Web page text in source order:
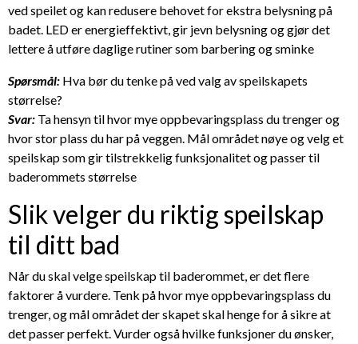
ved speilet og kan redusere behovet for ekstra belysning på
badet. LED er energieffektivt, gir jevn belysning og gjør det
lettere å utføre daglige rutiner som barbering og sminke
Spørsmål: Hva bør du tenke på ved valg av speilskapets
størrelse?
Svar: Ta hensyn til hvor mye oppbevaringsplass du trenger og
hvor stor plass du har på veggen. Mål området nøye og velg et
speilskap som gir tilstrekkelig funksjonalitet og passer til
baderommets størrelse
Slik velger du riktig speilskap
til ditt bad
Når du skal velge speilskap til baderommet, er det flere
faktorer å vurdere. Tenk på hvor mye oppbevaringsplass du
trenger, og mål området der skapet skal henge for å sikre at
det passer perfekt. Vurder også hvilke funksjoner du ønsker,